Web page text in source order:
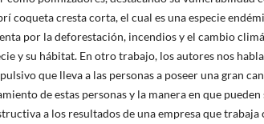
coqueta cresta corta, el cual es una especie
por la deforestación, incendios y el cambio
y su hábitat. En otro trabajo, los autores nos
que lleva a las personas a poseer una gran
de estas personas y la manera en que
a los resultados de una empresa que